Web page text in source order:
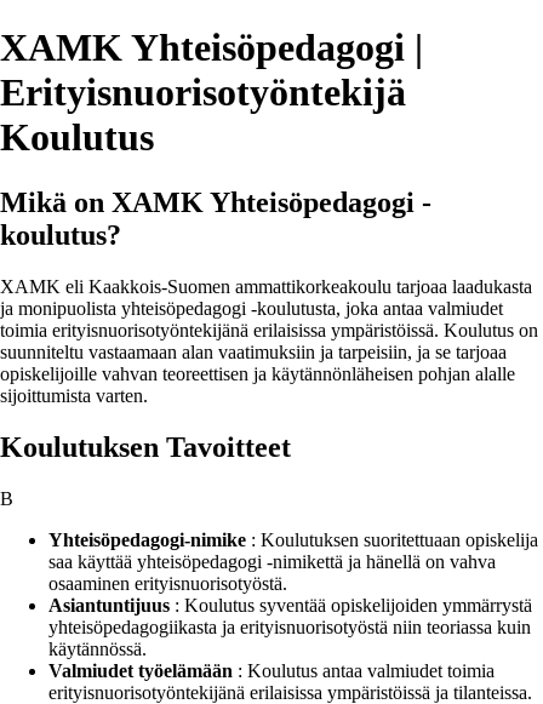
XAMK Yhteisöpedagogi |
Erityisnuorisotyöntekijä
Koulutus
Mikä on XAMK Yhteisöpedagogi -
koulutus?
XAMK eli Kaakkois-Suomen ammattikorkeakoulu tarjoaa laadukasta
ja monipuolista yhteisöpedagogi -koulutusta, joka antaa valmiudet
toimia erityisnuorisotyöntekijänä erilaisissa ympäristöissä. Koulutus on
suunniteltu vastaamaan alan vaatimuksiin ja tarpeisiin, ja se tarjoaa
opiskelijoille vahvan teoreettisen ja käytännönläheisen pohjan alalle
sijoittumista varten.
Koulutuksen Tavoitteet
B
Yhteisöpedagogi-nimike : Koulutuksen suoritettuaan opiskelija
saa käyttää yhteisöpedagogi -nimikettä ja hänellä on vahva
osaaminen erityisnuorisotyöstä.
Asiantuntijuus : Koulutus syventää opiskelijoiden ymmärrystä
yhteisöpedagogiikasta ja erityisnuorisotyöstä niin teoriassa kuin
käytännössä.
Valmiudet työelämään : Koulutus antaa valmiudet toimia
erityisnuorisotyöntekijänä erilaisissa ympäristöissä ja tilanteissa.